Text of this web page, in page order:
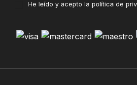
He leído y acepto la política de